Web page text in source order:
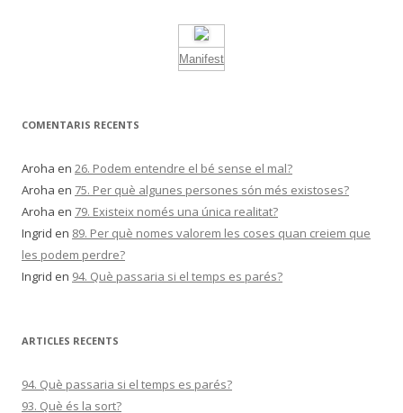
Manifest
COMENTARIS RECENTS
Aroha en 26. Podem entendre el bé sense el mal?
Aroha en 75. Per què algunes persones són més existoses?
Aroha en 79. Existeix només una única realitat?
Ingrid en 89. Per què nomes valorem les coses quan creiem que
les podem perdre?
Ingrid en 94. Què passaria si el temps es parés?
ARTICLES RECENTS
94. Què passaria si el temps es parés?
93. Què és la sort?